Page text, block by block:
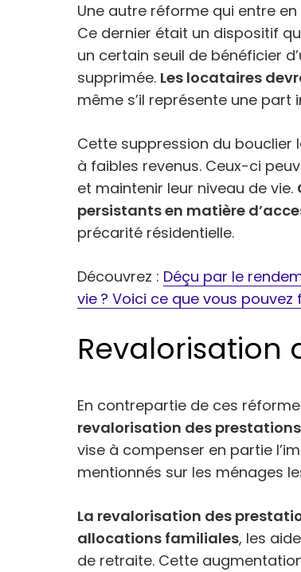
Une autre réforme qui entre en
Ce dernier était un dispositif
un certain seuil de bénéficier
supprimée. Les locataires
même s’il représente une
Cette suppression du bouclier
à faibles revenus. Ceux-ci
et maintenir leur niveau de vie.
persistants en matière
précarité résidentielle.
Découvrez : Déçu par le
vie ? Voici ce que vous pouvez
Revalorisation
En contrepartie de ces
revalorisation des prestations
vise à compenser en partie
mentionnés sur les ménages
La revalorisation des
allocations familiales, les
de retraite. Cette